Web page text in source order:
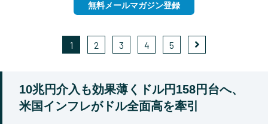
無料メールマガジン登録
1 2 3 4 5
10兆円介入も効果薄くドル円158円台へ、
米国インフレがドル全面高を牽引